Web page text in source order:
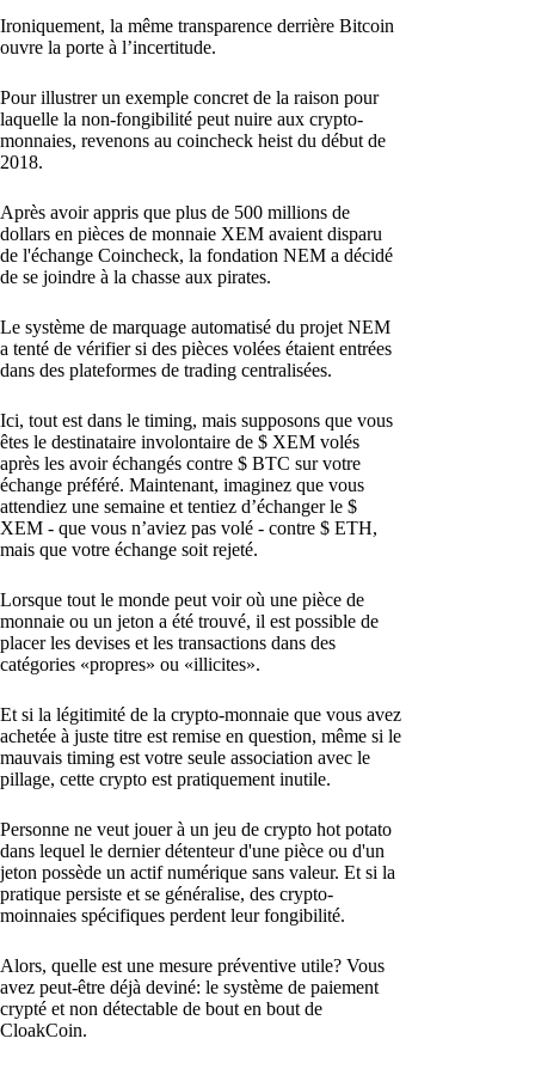
Ironiquement, la même transparence derrière Bitcoin
ouvre la porte à l’incertitude.
Pour illustrer un exemple concret de la raison pour
laquelle la non-fongibilité peut nuire aux crypto-
monnaies, revenons au coincheck heist du début de
2018.
Après avoir appris que plus de 500 millions de
dollars en pièces de monnaie XEM avaient disparu
de l'échange Coincheck, la fondation NEM a décidé
de se joindre à la chasse aux pirates.
Le système de marquage automatisé du projet NEM
a tenté de vérifier si des pièces volées étaient entrées
dans des plateformes de trading centralisées.
Ici, tout est dans le timing, mais supposons que vous
êtes le destinataire involontaire de $ XEM volés
après les avoir échangés contre $ BTC sur votre
échange préféré. Maintenant, imaginez que vous
attendiez une semaine et tentiez d’échanger le $
XEM - que vous n’aviez pas volé - contre $ ETH,
mais que votre échange soit rejeté.
Lorsque tout le monde peut voir où une pièce de
monnaie ou un jeton a été trouvé, il est possible de
placer les devises et les transactions dans des
catégories «propres» ou «illicites».
Et si la légitimité de la crypto-monnaie que vous avez
achetée à juste titre est remise en question, même si le
mauvais timing est votre seule association avec le
pillage, cette crypto est pratiquement inutile.
Personne ne veut jouer à un jeu de crypto hot potato
dans lequel le dernier détenteur d'une pièce ou d'un
jeton possède un actif numérique sans valeur. Et si la
pratique persiste et se généralise, des crypto-
moinnaies spécifiques perdent leur fongibilité.
Alors, quelle est une mesure préventive utile? Vous
avez peut-être déjà deviné: le système de paiement
crypté et non détectable de bout en bout de
CloakCoin.